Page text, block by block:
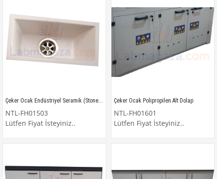
Çeker Ocak Endüstriyel Seramik (Stoneware) Evye
NTL-FH01503
Lütfen Fiyat İsteyiniz..
Çeker Ocak Polipropilen Alt Dolap
NTL-FH01601
Lütfen Fiyat İsteyiniz..